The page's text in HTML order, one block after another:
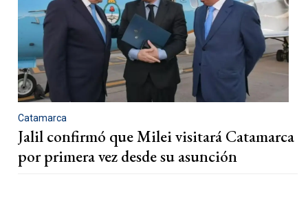
Catamarca
Jalil confirmó que Milei visitará Catamarca
por primera vez desde su asunción